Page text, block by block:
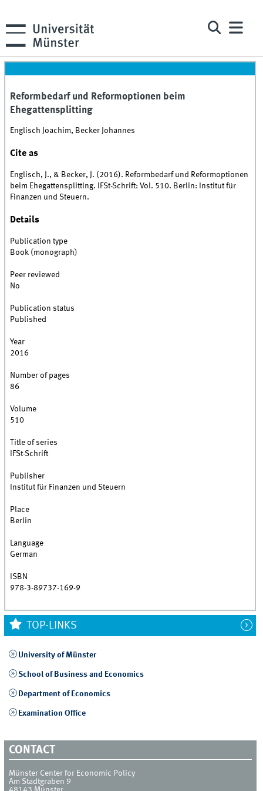
Reformbedarf und Reformoptionen beim
Ehegattensplitting
Englisch Joachim, Becker Johannes
Cite as
Englisch, J., & Becker, J. (2016). Reformbedarf und Reformoptionen
beim Ehegattensplitting. IFSt-Schrift: Vol. 510. Berlin: Institut für
Finanzen und Steuern.
Details
Publication type
Book (monograph)
Peer reviewed
No
Publication status
Published
Year
2016
Number of pages
86
Volume
510
Title of series
IFSt-Schrift
Publisher
Institut für Finanzen und Steuern
Place
Berlin
Language
German
ISBN
978-3-89737-169-9
TOP-LINKS
University of Münster
School of Business and Economics
Department of Economics
Examination Office
CONTACT
Münster Center for Economic Policy
Am Stadtgraben 9